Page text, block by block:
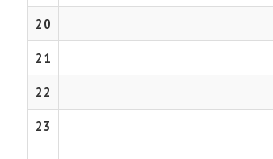
20
21
22
23